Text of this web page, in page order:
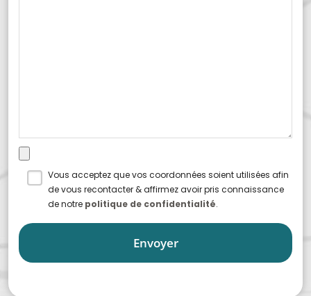
Vous acceptez que vos coordonnées soient utilisées afin
de vous recontacter & affirmez avoir pris connaissance
de notre politique de confidentialité.